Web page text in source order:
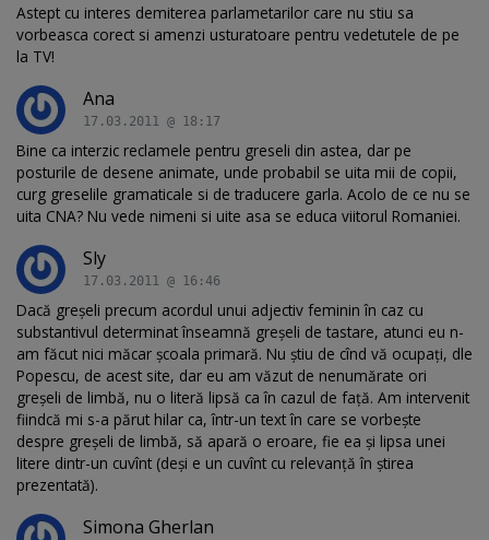
Astept cu interes demiterea parlametarilor care nu stiu sa
vorbeasca corect si amenzi usturatoare pentru vedetutele de pe
la TV!
Ana
17.03.2011 @ 18:17
Bine ca interzic reclamele pentru greseli din astea, dar pe
posturile de desene animate, unde probabil se uita mii de copii,
curg greselile gramaticale si de traducere garla. Acolo de ce nu se
uita CNA? Nu vede nimeni si uite asa se educa viitorul Romaniei.
Sly
17.03.2011 @ 16:46
Dacă greşeli precum acordul unui adjectiv feminin în caz cu
substantivul determinat înseamnă greşeli de tastare, atunci eu n-
am făcut nici măcar şcoala primară. Nu ştiu de cînd vă ocupaţi, dle
Popescu, de acest site, dar eu am văzut de nenumărate ori
greşeli de limbă, nu o literă lipsă ca în cazul de faţă. Am intervenit
fiindcă mi s-a părut hilar ca, într-un text în care se vorbeşte
despre greşeli de limbă, să apară o eroare, fie ea şi lipsa unei
litere dintr-un cuvînt (deşi e un cuvînt cu relevanţă în ştirea
prezentată).
Simona Gherlan